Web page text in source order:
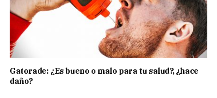
Gatorade: ¿Es bueno o malo para tu salud?, ¿hace
daño?